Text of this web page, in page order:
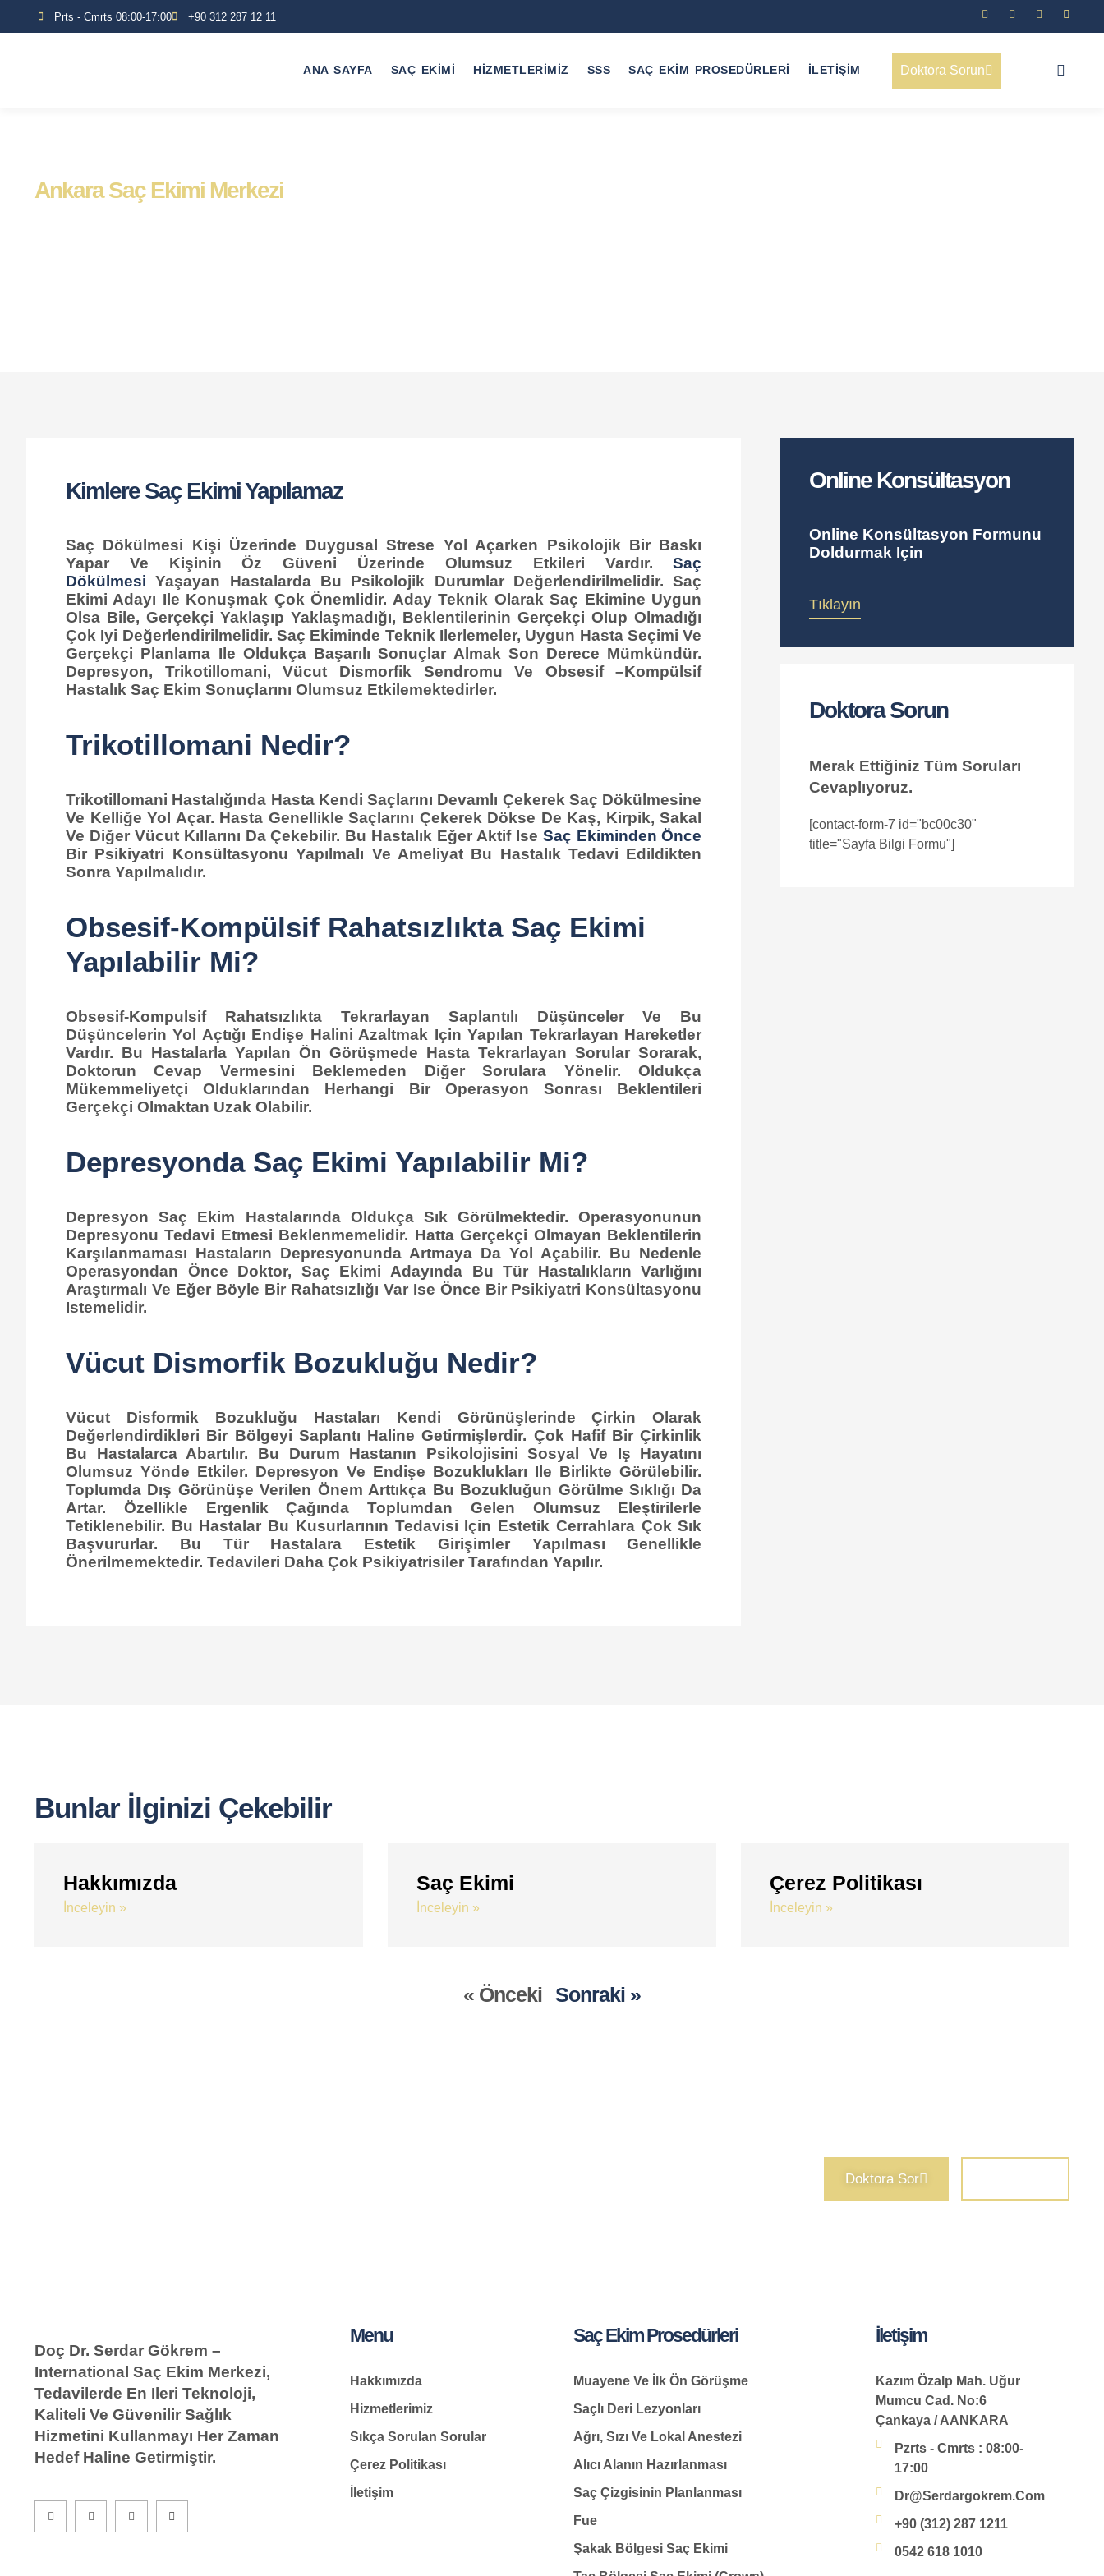
Prts - Cmrts 08:00-17:00 +90 312 287 12 11
ANA SAYFA SAÇ EKIMI HIZMETLERIMIZ SSS SAÇ EKIM PROSEDÜRLERI İLETIŞIM Doktora Sorun
Ankara Saç Ekimi Merkezi
Kimlere Saç Ekimi Yapılamaz
Saç Dökülmesi Kişi Üzerinde Duygusal Strese Yol Açarken Psikolojik Bir Baskı
Yapar Ve Kişinin Öz Güveni Üzerinde Olumsuz Etkileri Vardır.Saç
Dökülmesi Yaşayan Hastalarda Bu Psikolojik Durumlar Değerlendirilmelidir. Saç
Ekimi Adayı Ile Konuşmak Çok Önemlidir. Aday Teknik Olarak Saç Ekimine Uygun
Olsa Bile, Gerçekçi Yaklaşıp Yaklaşmadığı, Beklentilerinin Gerçekçi Olup Olmadığı
Çok Iyi Değerlendirilmelidir. Saç Ekiminde Teknik Ilerlemeler, Uygun Hasta Seçimi Ve
Gerçekçi Planlama Ile Oldukça Başarılı Sonuçlar Almak Son Derece Mümkündür.
Depresyon, Trikotillomani, Vücut Dismorfik Sendromu Ve Obsesif –kompülsif
Hastalık Saç Ekim Sonuçlarını Olumsuz Etkilemektedirler.
Trikotillomani Nedir?
Trikotillomani Hastalığında Hasta Kendi Saçlarını Devamlı Çekerek Saç Dökülmesine
Ve Kelliğe Yol Açar. Hasta Genellikle Saçlarını Çekerek Dökse De Kaş, Kirpik, Sakal
Ve Diğer Vücut Kıllarını Da Çekebilir. Bu Hastalık Eğer Aktif Ise Saç Ekiminden Önce
Bir Psikiyatri Konsültasyonu Yapılmalı Ve Ameliyat Bu Hastalık Tedavi Edildikten
Sonra Yapılmalıdır.
Obsesif-Kompülsif Rahatsızlıkta Saç Ekimi
Yapılabilir Mi?
Obsesif-Kompulsif Rahatsızlıkta Tekrarlayan Saplantılı Düşünceler Ve Bu
Düşüncelerin Yol Açtığı Endişe Halini Azaltmak Için Yapılan Tekrarlayan Hareketler
Vardır. Bu Hastalarla Yapılan Ön Görüşmede Hasta Tekrarlayan Sorular Sorarak,
Doktorun Cevap Vermesini Beklemeden Diğer Sorulara Yönelir. Oldukça
Mükemmeliyetçi Olduklarından Herhangi Bir Operasyon Sonrası Beklentileri
Gerçekçi Olmaktan Uzak Olabilir.
Depresyonda Saç Ekimi Yapılabilir Mi?
Depresyon Saç Ekim Hastalarında Oldukça Sık Görülmektedir. Operasyonunun
Depresyonu Tedavi Etmesi Beklenmemelidir. Hatta Gerçekçi Olmayan Beklentilerin
Karşılanmaması Hastaların Depresyonunda Artmaya Da Yol Açabilir. Bu Nedenle
Operasyondan Önce Doktor, Saç Ekimi Adayında Bu Tür Hastalıkların Varlığını
Araştırmalı Ve Eğer Böyle Bir Rahatsızlığı Var Ise Önce Bir Psikiyatri Konsültasyonu
Istemelidir.
Vücut Dismorfik Bozukluğu Nedir?
Vücut Disformik Bozukluğu Hastaları Kendi Görünüşlerinde Çirkin Olarak
Değerlendirdikleri Bir Bölgeyi Saplantı Haline Getirmişlerdir. Çok Hafif Bir Çirkinlik
Bu Hastalarca Abartılır. Bu Durum Hastanın Psikolojisini Sosyal Ve Iş Hayatını
Olumsuz Yönde Etkiler. Depresyon Ve Endişe Bozuklukları Ile Birlikte Görülebilir.
Toplumda Dış Görünüşe Verilen Önem Arttıkça Bu Bozukluğun Görülme Sıklığı Da
Artar. Özellikle Ergenlik Çağında Toplumdan Gelen Olumsuz Eleştirilerle
Tetiklenebilir. Bu Hastalar Bu Kusurlarının Tedavisi Için Estetik Cerrahlara Çok Sık
Başvururlar. Bu Tür Hastalara Estetik Girişimler Yapılması Genellikle
Önerilmemektedir. Tedavileri Daha Çok Psikiyatrisiler Tarafından Yapılır.
Online Konsültasyon
Online Konsültasyon Formunu
Doldurmak Için
Tıklayın
Doktora Sorun
Merak Ettiğiniz Tüm Soruları
Cevaplıyoruz.
[contact-form-7 id="bc00c30"
title="Sayfa Bilgi Formu"]
Bunlar İlginizi Çekebilir
Hakkımızda
İnceleyin »
Saç Ekimi
İnceleyin »
Çerez Politikası
İnceleyin »
« Önceki Sonraki »
Doktora Sor
Doç Dr. Serdar Gökrem –
International Saç Ekim Merkezi,
Tedavilerde En Ileri Teknoloji,
Kaliteli Ve Güvenilir Sağlık
Hizmetini Kullanmayı Her Zaman
Hedef Haline Getirmiştir.
Menu
Hakkımızda
Hizmetlerimiz
Sıkça Sorulan Sorular
Çerez Politikası
İletişim
Saç Ekim Prosedürleri
Muayene Ve İlk Ön Görüşme
Saçlı Deri Lezyonları
Ağrı, Sızı Ve Lokal Anestezi
Alıcı Alanın Hazırlanması
Saç Çizgisinin Planlanması
Fue
Şakak Bölgesi Saç Ekimi
İletişim
Kazım Özalp Mah. Uğur
Mumcu Cad. No:6
Çankaya / AANKARA
Pzrts - Cmrts : 08:00-
17:00
Dr@serdargokrem.com
+90 (312) 287 1211
0542 618 1010